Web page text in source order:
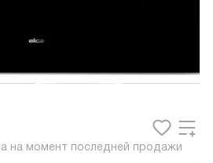
на момент последней продажи